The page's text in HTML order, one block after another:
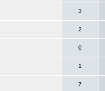
3
2
0
1
7